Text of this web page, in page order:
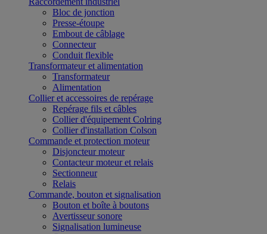
Bloc de jonction
Presse-étoupe
Embout de câblage
Connecteur
Conduit flexible
Transformateur et alimentation
Transformateur
Alimentation
Collier et accessoires de repérage
Repérage fils et câbles
Collier d'équipement Colring
Collier d'installation Colson
Commande et protection moteur
Disjoncteur moteur
Contacteur moteur et relais
Sectionneur
Relais
Commande, bouton et signalisation
Bouton et boîte à boutons
Avertisseur sonore
Signalisation lumineuse